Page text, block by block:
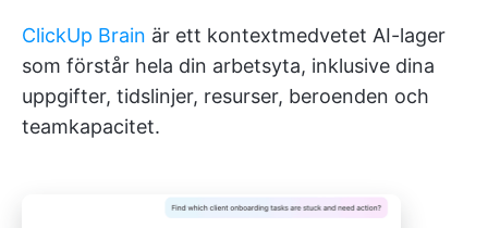
ClickUp Brain är ett kontextmedvetet AI-lager
som förstår hela din arbetsyta, inklusive dina
uppgifter, tidslinjer, resurser, beroenden och
teamkapacitet.